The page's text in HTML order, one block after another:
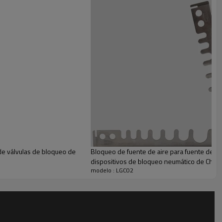
válvulas de bloqueo de
Bloqueo de fuente de aire para fuente de
dispositivos de bloqueo neumático de
modelo : LGC02